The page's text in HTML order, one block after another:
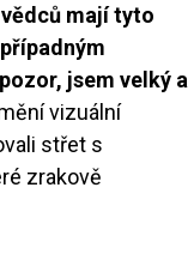
mají tyto
jsem velký a
vizuální
střet s
zrakově